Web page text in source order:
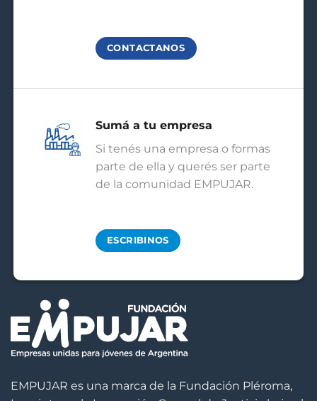
CONTACTANOS
Sumá a tu empresa
Si tenés una empresa o formas
parte de ella y querés ser parte
de la comunidad EMPUJAR.
ESCRIBINOS
EMPUJAR es una marca de la Fundación Pléroma,